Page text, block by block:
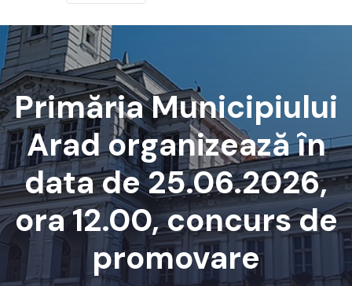
Primăria Municipiului
Arad organizează în
data de 25.06.2026,
ora 12.00, concurs de
promovare